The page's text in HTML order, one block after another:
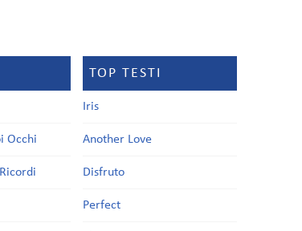
Occhi
TOP TESTI
Iris
Another Love
Disfruto
Perfect